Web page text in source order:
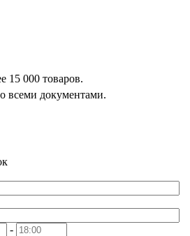
15 000 товаров.
всеми документами.
-